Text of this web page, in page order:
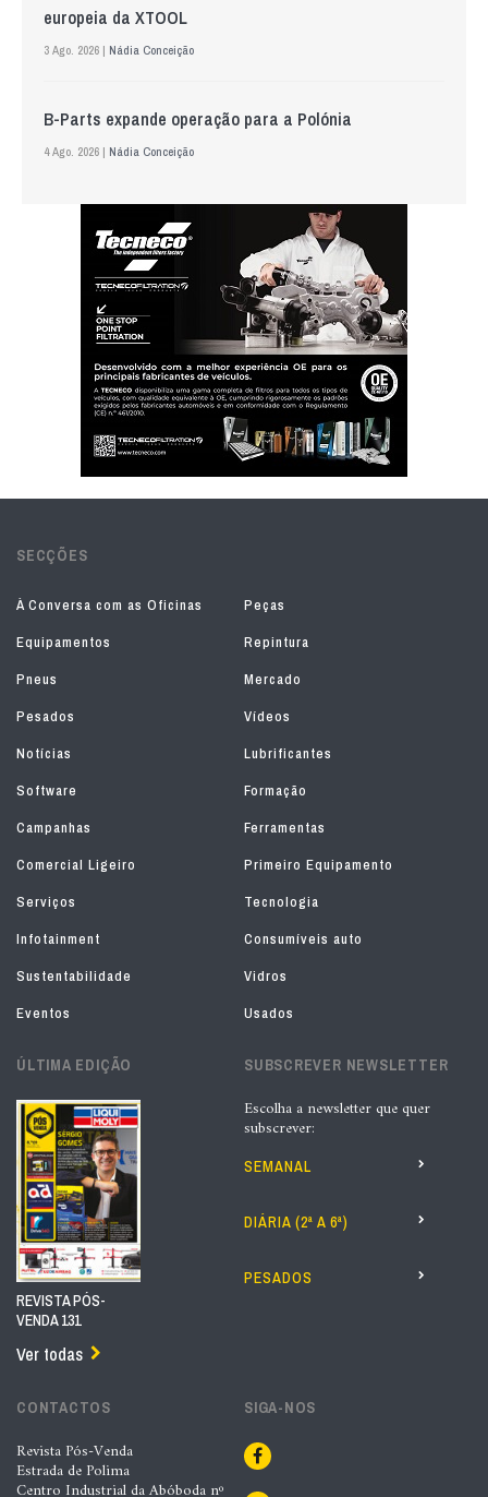
europeia da XTOOL
3 Ago. 2026 | Nádia Conceição
B-Parts expande operação para a Polónia
4 Ago. 2026 | Nádia Conceição
SECÇÕES
À Conversa com as Oficinas
Peças
Equipamentos
Repintura
Pneus
Mercado
Pesados
Vídeos
Notícias
Lubrificantes
Software
Formação
Campanhas
Ferramentas
Comercial Ligeiro
Primeiro Equipamento
Serviços
Tecnologia
Infotainment
Consumíveis auto
Sustentabilidade
Vidros
Eventos
Usados
ÚLTIMA EDIÇÃO
REVISTA PÓS-
VENDA 131
Ver todas
SUBSCREVER NEWSLETTER
Escolha a newsletter que quer
subscrever:
SEMANAL
DIÁRIA (2ª A 6ª)
PESADOS
CONTACTOS
Revista Pós-Venda
Estrada de Polima
Centro Industrial da Abóboda nº
SIGA-NOS